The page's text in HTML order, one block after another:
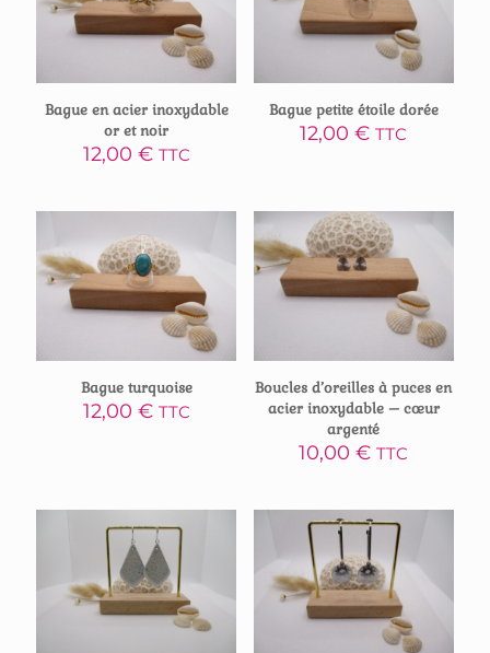
Bague en acier inoxydable
or et noir
12,00 € TTC
Bague petite étoile dorée
12,00€ TTC
Bague turquoise
12,00 € TTC
Boucles d’oreilles à puces en
acier inoxydable – cœur
argenté
10,00€ TTC